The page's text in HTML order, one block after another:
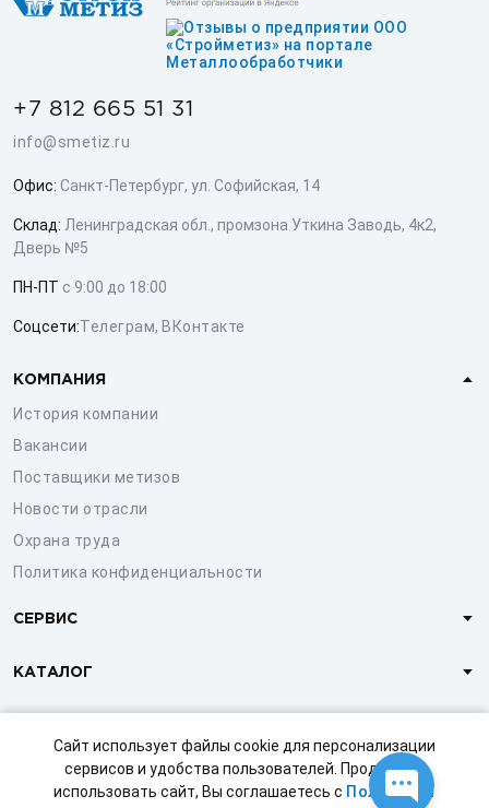
Сайт использует файлы cookie для персонализации
сервисов и удобства пользователей. Продолжая
использовать сайт, Вы соглашаетесь с Политикой
+7 812 665 51 31
info@smetiz.ru
Офис: Санкт-Петербург, ул. Софийская, 14
Склад: Ленинградская обл., промзона Уткина Заводь, 4к2,
Дверь №5
ПН-ПТ с 9:00 до 18:00
Соцсети:Телеграм, ВКонтакте
КОМПАНИЯ
История компании
Вакансии
Поставщики метизов
Новости отрасли
Охрана труда
Политика конфиденциальности
СЕРВИС
КАТАЛОГ